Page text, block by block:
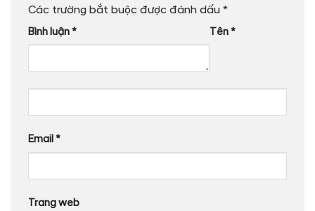
Các trường bắt buộc được đánh dấu *
Bình luận* Tên*
Email*
Trang web